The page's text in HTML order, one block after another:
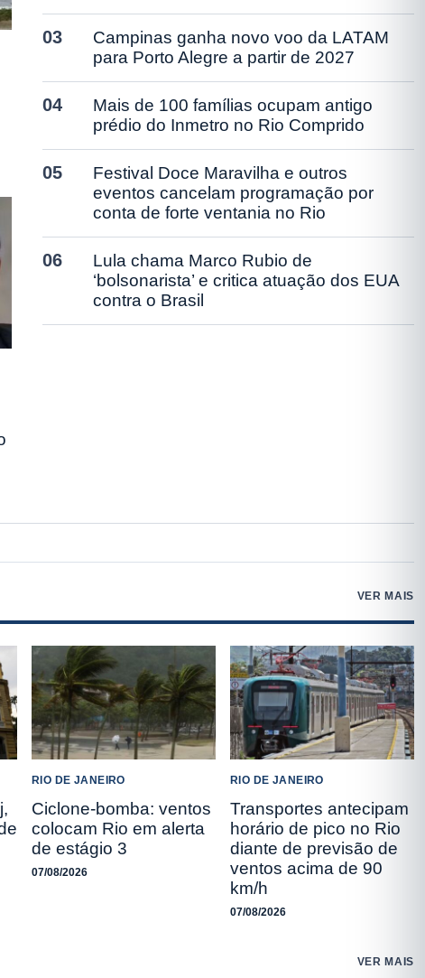
03
Campinas ganha novo voo da LATAM
para Porto Alegre a partir de 2027
04
Mais de 100 famílias ocupam antigo
prédio do Inmetro no Rio Comprido
05
Festival Doce Maravilha e outros
eventos cancelam programação por
conta de forte ventania no Rio
06
Lula chama Marco Rubio de
‘bolsonarista’ e critica atuação dos EUA
contra o Brasil
VER MAIS
RIO DE JANEIRO
Ciclone-bomba: ventos
colocam Rio em alerta
de estágio 3
07/08/2026
RIO DE JANEIRO
Transportes antecipam
horário de pico no Rio
diante de previsão de
ventos acima de 90
km/h
07/08/2026
VER MAIS